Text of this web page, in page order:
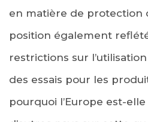
en matière de protection
position également
restrictions sur
des essais pour les
pourquoi l’Europe est-